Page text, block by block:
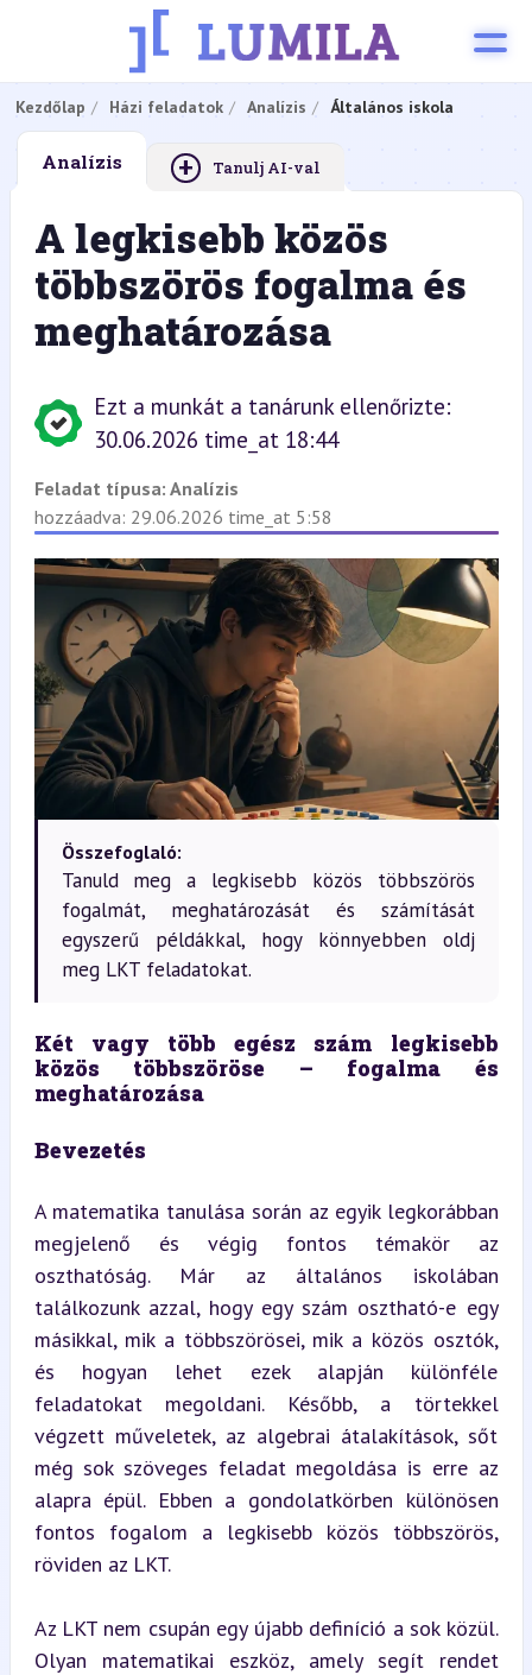
Kezdőlap Házi feladatok Analízis Általános iskola
Analízis + Tanulj AI-val
A legkisebb közös
többszörös fogalma és
meghatározása
Ezt a munkát a tanárunk ellenőrizte:
30.06.2026 time_at 18:44
Feladat típusa: Analízis
hozzáadva: 29.06.2026 time_at 5:58
Összefoglaló:
Tanuld meg a legkisebb közös többszörös
fogalmát, meghatározását és számítását
egyszerű példákkal, hogy könnyebben oldj
meg LKT feladatokat.
Két vagy több egész szám legkisebb
közös többszöröse – fogalma és
meghatározása
Bevezetés
A matematika tanulása során az egyik legkorábban
megjelenő és végig fontos témakör az
oszthatóság. Már az általános iskolában
találkozunk azzal, hogy egy szám osztható-e egy
másikkal, mik a többszörösei, mik a közös osztók,
és hogyan lehet ezek alapján különféle
feladatokat megoldani. Később, a törtekkel
végzett műveletek, az algebrai átalakítások, sőt
még sok szöveges feladat megoldása is erre az
alapra épül. Ebben a gondolatkörben különösen
fontos fogalom a legkisebb közös többszörös,
röviden az LKT.
Az LKT nem csupán egy újabb definíció a sok közül.
Olyan matematikai eszköz, amely segít rendet